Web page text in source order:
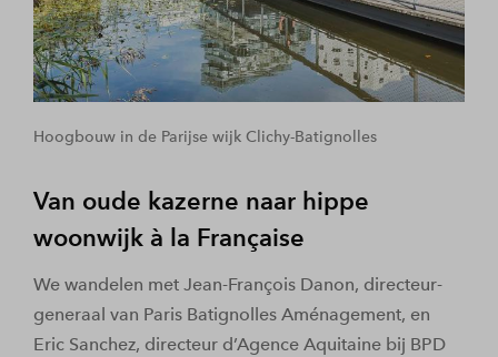
Hoogbouw in de Parijse wijk Clichy-Batignolles
Van oude kazerne naar hippe
woonwijk à la Française
We wandelen met Jean-François Danon, directeur-
generaal van Paris Batignolles Aménagement, en
Eric Sanchez, directeur d’Agence Aquitaine bij BPD